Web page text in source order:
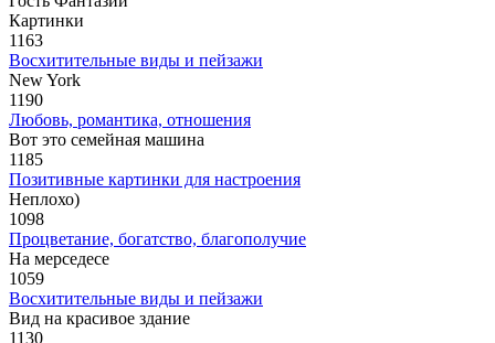
Картинки
1163
Восхитительные виды и пейзажи
New York
1190
Любовь, романтика, отношения
Вот это семейная машина
1185
Позитивные картинки для настроения
Неплохо)
1098
Процветание, богатство, благополучие
На мерседесе
1059
Восхитительные виды и пейзажи
Вид на красивое здание
1130